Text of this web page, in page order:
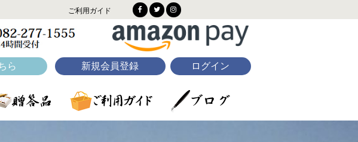
ご利用ガイド
ら 新規会員登録 ログイン